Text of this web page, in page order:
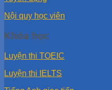
Nội quy học viên
Khóa học
Luyện thi TOEIC
Luyện thi IELTS